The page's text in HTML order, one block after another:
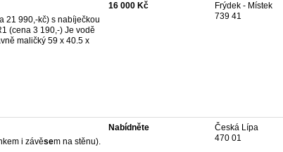
21 990,-kč) s nabíječkou
(cena 3 190,-) Je vodě
maličký 59 x 40.5 x
16 000 Kč
Frýdek - Místek
739 41
i závěsem na stěnu).
Nabídněte
Česká Lípa
470 01